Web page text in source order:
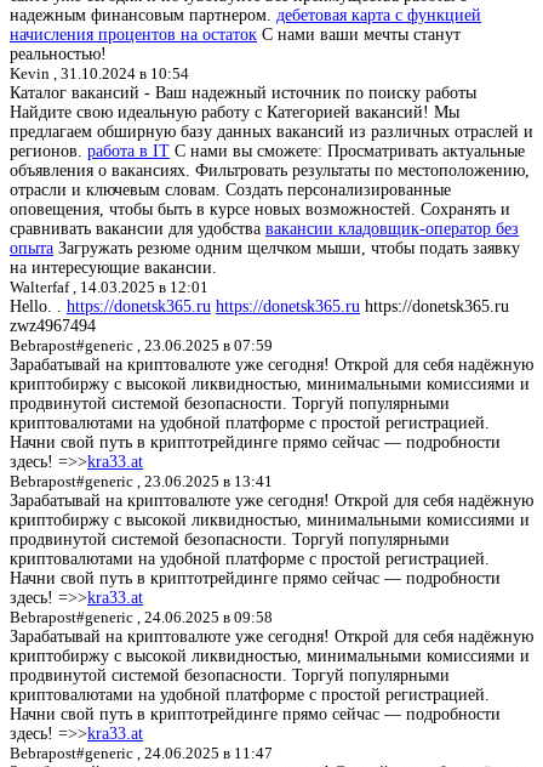
надежным финансовым партнером. дебетовая карта с функцией
начисления процентов на остаток С нами ваши мечты станут
реальностью!
Kevin , 31.10.2024 в 10:54
Каталог вакансий - Ваш надежный источник по поиску работы
Найдите свою идеальную работу с Категорией вакансий! Мы
предлагаем обширную базу данных вакансий из различных отраслей и
регионов. работа в IT С нами вы сможете: Просматривать актуальные
объявления о вакансиях. Фильтровать результаты по местоположению,
отрасли и ключевым словам. Создать персонализированные
оповещения, чтобы быть в курсе новых возможностей. Сохранять и
сравнивать вакансии для удобства вакансии кладовщик-оператор без
опыта Загружать резюме одним щелчком мыши, чтобы подать заявку
на интересующие вакансии.
Walterfaf , 14.03.2025 в 12:01
Hello. . https://donetsk365.ru https://donetsk365.ru https://donetsk365.ru
zwz4967494
Bebrapost#generic , 23.06.2025 в 07:59
Зарабатывай на криптовалюте уже сегодня! Открой для себя надёжную
криптобиржу с высокой ликвидностью, минимальными комиссиями и
продвинутой системой безопасности. Торгуй популярными
криптовалютами на удобной платформе с простой регистрацией.
Начни свой путь в криптотрейдинге прямо сейчас — подробности
здесь! =>>kra33.at
Bebrapost#generic , 23.06.2025 в 13:41
Зарабатывай на криптовалюте уже сегодня! Открой для себя надёжную
криптобиржу с высокой ликвидностью, минимальными комиссиями и
продвинутой системой безопасности. Торгуй популярными
криптовалютами на удобной платформе с простой регистрацией.
Начни свой путь в криптотрейдинге прямо сейчас — подробности
здесь! =>>kra33.at
Bebrapost#generic , 24.06.2025 в 09:58
Зарабатывай на криптовалюте уже сегодня! Открой для себя надёжную
криптобиржу с высокой ликвидностью, минимальными комиссиями и
продвинутой системой безопасности. Торгуй популярными
криптовалютами на удобной платформе с простой регистрацией.
Начни свой путь в криптотрейдинге прямо сейчас — подробности
здесь! =>>kra33.at
Bebrapost#generic , 24.06.2025 в 11:47